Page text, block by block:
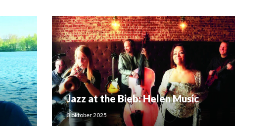
Jazz at the Bieb: Helen Music
3 oktober 2025